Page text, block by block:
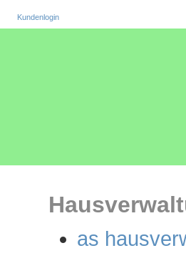
Kundenlogin
as